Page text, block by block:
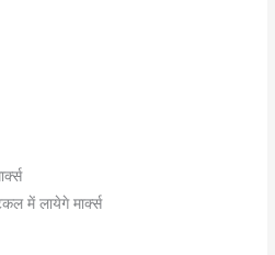
में लायेगे मार्क्स